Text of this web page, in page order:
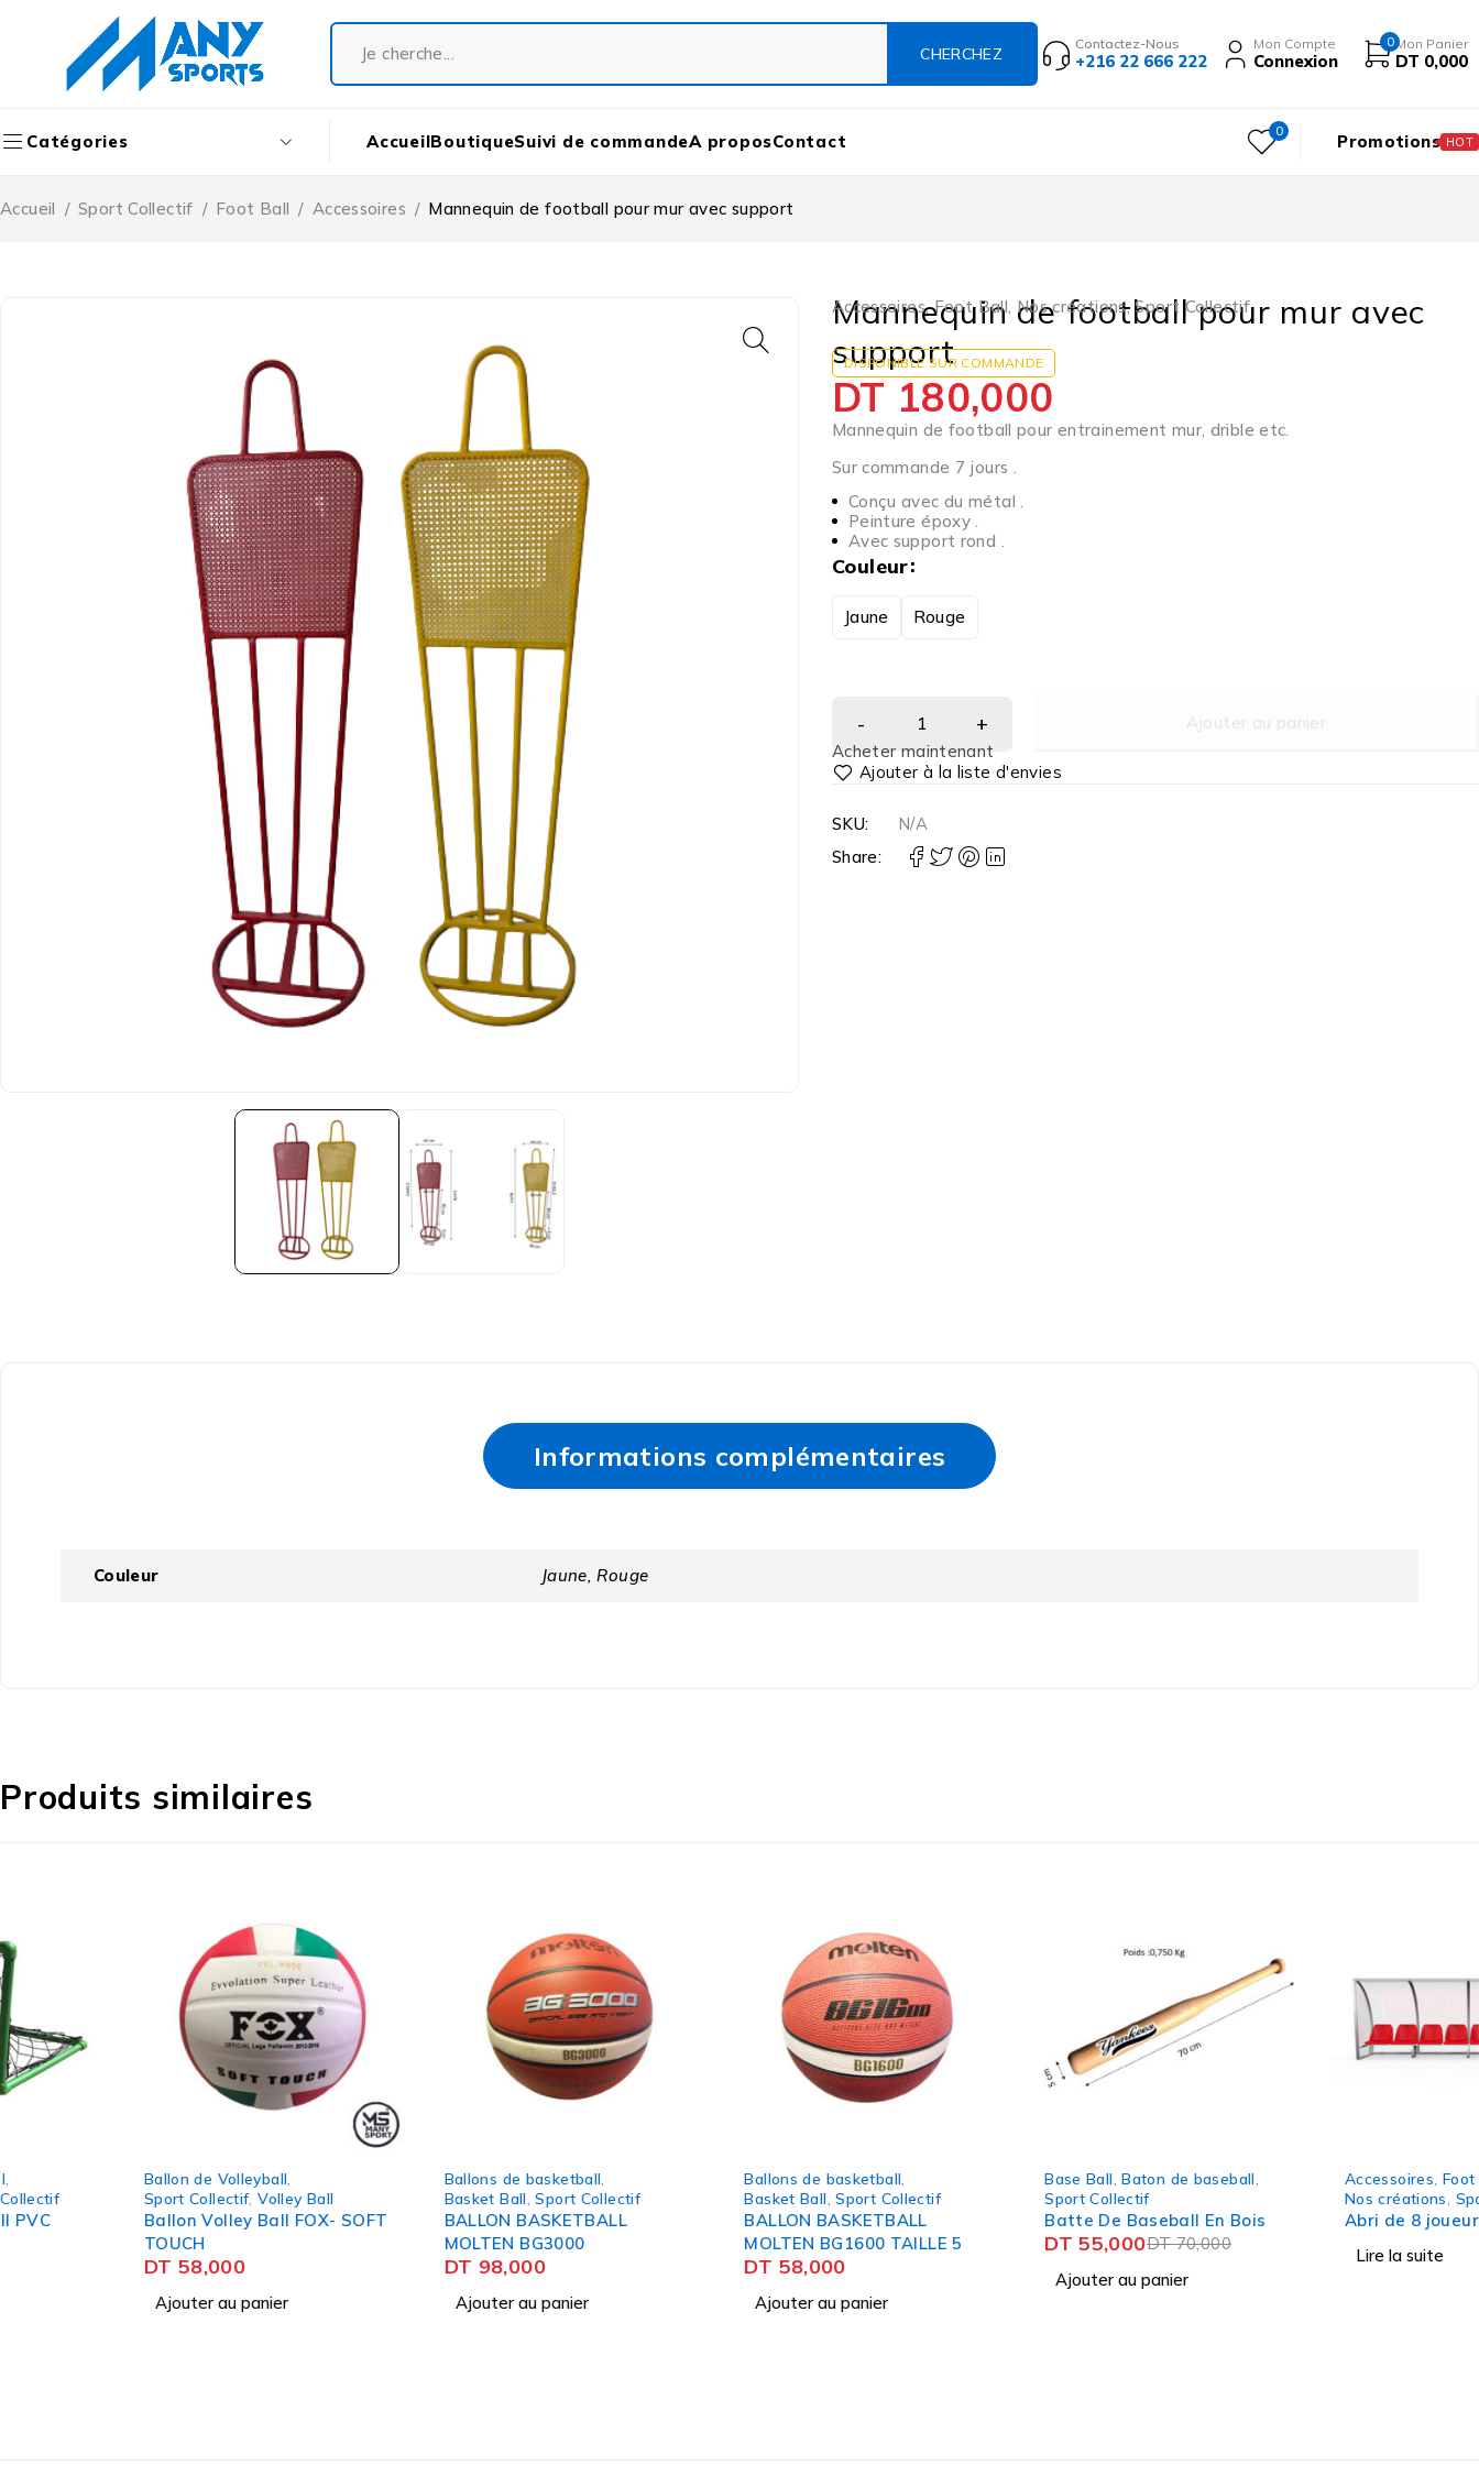
Contactez-Nous
+216 22 666 222
Mon Compte
Connexion
0 Mon Panier
DT 0,000
Catégories AccueilBoutiqueSuivi de commandeA proposContact 0 Promotions HOT
Accueil / Sport Collectif / Foot Ball / Accessoires / Mannequin de football pour mur avec support
Accessoires,Foot Ball Nos créations,Sport Collectif
Mannequin de football pour mur avec
support
DISPONIBLE SUR COMMANDE
DT 180,000
Mannequin de football pour entrainement mur, drible etc.
Sur commande 7 jours .
Conçu avec du métal .
Peinture époxy .
Avec support rond .
Couleur
Jaune Rouge
Ajouter au panier
Acheter maintenant
SKU:
N/A
Share:
Informations complémentaires
Couleur Jaune, Rouge
Produits similaires
Ballon de Volleyball,
Sport Collectif
Volley Ball
Ballon Volley Ball FOX- SOFT
Ajouter au panier
Ballons de basketball,
Basket Ball
Sport Collectif
BALLON BASKETBALL
MOLTEN BG3000
Ajouter au panier
Ballons de basketball,
Basket Ball
Sport Collectif
BALLON BASKETBALL
MOLTEN BG1600 TAILLE 5
Ajouter au panier
Baton de baseball,
Sport Collectif
Batte De Baseball En Bois
70,000
DT55,000
Ajouter au panier
Accessoires Foot Ball,
Sport Collectif
Abri de 8 joueurs
Lire la suite